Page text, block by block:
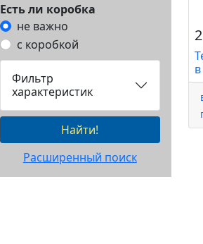
Есть ли коробка
не важно
с коробкой
Фильтр
характеристик
Найти!
Расширенный поиск